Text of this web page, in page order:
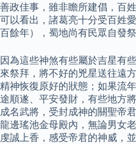
善政佳事，雖非瞻所建倡，百
可以看出，諸葛亮十分受百姓
百餘年），蜀地尚有民眾自發
因為這些神煞有些屬於吉星有
來祭拜，將不好的兇星送往遠
精神恢復原好的狀態；如果流
途順遂、平安發財，有些地方
成名武將，受封成神的關聖帝
龍邊瑤池金母殿內，無論男女
虔誠上香，感受帝君的神威，